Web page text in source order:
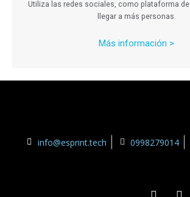
Utiliza las redes sociales, como plataforma
llegar a más personas.
Más información >
info@esprint.tech 0998279014